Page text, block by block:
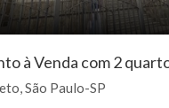
à Venda com 2
São Paulo-SP